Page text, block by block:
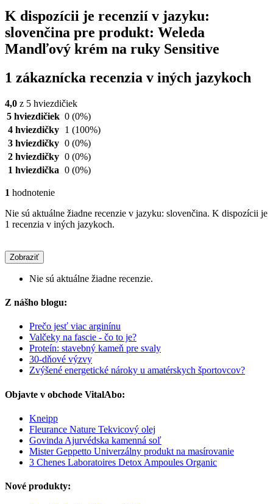
K dispozícii je recenzií v jazyku:
slovenčina pre produkt: Weleda
Mandľový krém na ruky Sensitive
1 zákaznícka recenzia v iných jazykoch
4,0 z 5 hviezdičiek
5 hviezdičiek 0 (0%)
4 hviezdičky
1 (100%)
3 hviezdičky 0 (0%)
2 hviezdičky 0 (0%)
1 hviezdička 0 (0%)
1 hodnotenie
Nie sú aktuálne žiadne recenzie v jazyku: slovenčina. K dispozícii je
1 recenzia v iných jazykoch.
Zobraziť
Nie sú aktuálne žiadne recenzie.
Z nášho blogu:
Prečo jesť viac arginínu
Valčeky na fascie - čo to je?
Proteín: stavebný kameň pre svaly
30-dňové výzvy
Zvýšené energetické nároky u amatérskych športovcov?
Objavte v obchode VitalAbo:
Kneipp
Fleurance Nature Tekvicový olej
Govinda Ajurvédska kamenná soľ
Mister Geppetto Univerzálny produkt na masírovanie
3 Chenes Laboratoires Detox Ampoules Organic
Nové produkty: